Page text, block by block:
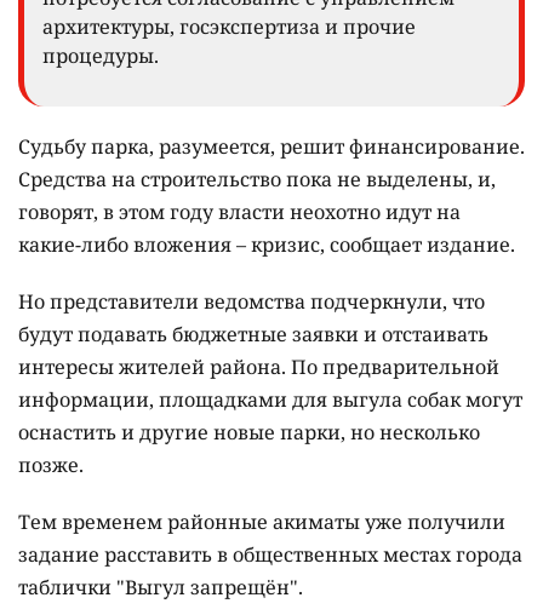
архитектуры, госэкспертиза и прочие
процедуры.
Судьбу парка, разумеется, решит финансирование.
Средства на строительство пока не выделены, и,
говорят, в этом году власти неохотно идут на
какие-либо вложения – кризис, сообщает издание.
Но представители ведомства подчеркнули, что
будут подавать бюджетные заявки и отстаивать
интересы жителей района. По предварительной
информации, площадками для выгула собак могут
оснастить и другие новые парки, но несколько
позже.
Тем временем районные акиматы уже получили
задание расставить в общественных местах города
таблички "Выгул запрещён".